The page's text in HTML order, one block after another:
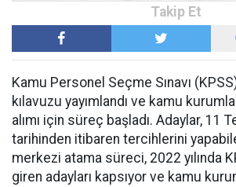
Kamu Personel Seçme Sınavı
kılavuzu yayımlandı ve kamu
alımı için süreç başladı. Adaylar, 11
tarihinden itibaren tercihlerini
merkezi atama süreci, 2022 yılında
giren adayları kapsıyor ve kamu